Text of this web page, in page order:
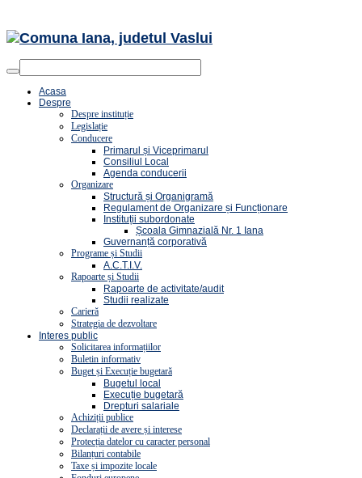
Acasa
Despre
Despre instituție
Legislație
Conducere
Primarul și Viceprimarul
Consiliul Local
Agenda conducerii
Organizare
Structură și Organigramă
Regulament de Organizare și Funcționare
Instituții subordonate
Școala Gimnazială Nr. 1 Iana
Guvernanță corporativă
Programe și Studii
A.C.T.I.V.
Rapoarte și Studii
Rapoarte de activitate/audit
Studii realizate
Carieră
Strategia de dezvoltare
Interes public
Solicitarea informațiilor
Buletin informativ
Buget și Execuție bugetară
Bugetul local
Execuție bugetară
Drepturi salariale
Achiziții publice
Declarații de avere și interese
Protecția datelor cu caracter personal
Bilanțuri contabile
Taxe și impozite locale